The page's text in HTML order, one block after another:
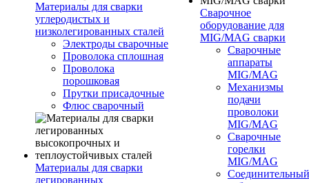
Материалы для сварки
углеродистых и
низколегированных сталей
Электроды сварочные
Проволока сплошная
Проволока
порошковая
Прутки присадочные
Флюс сварочный
Материалы для сварки
легированных
Сварочное
оборудование для
MIG/MAG сварки
Сварочные
аппараты
MIG/MAG
Механизмы
подачи
проволоки
MIG/MAG
Сварочные
горелки
MIG/MAG
Соединительный